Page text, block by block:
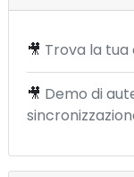
🎥 Trova la tua
🎥 Demo di